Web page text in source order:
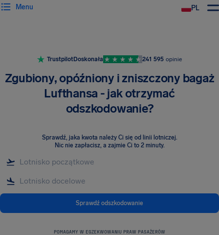
PL
Menu
TrustpilotDoskonała 241 595 opinie
Zgubiony, opóźniony i zniszczony bagaż
Lufthansa - jak otrzymać
odszkodowanie?
Sprawdź, jaka kwota należy Ci się od linii lotniczej.
Nic nie zapłacisz, a zajmie Ci to 2 minuty.
Sprawdź odszkodowanie
POMAGAMY W EGZEKWOWANIU PRAW PASAŻERÓW